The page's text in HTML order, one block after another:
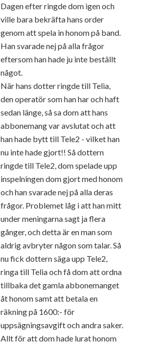
Dagen efter ringde dom igen och
ville bara bekräfta hans order
genom att spela in honom på band.
Han svarade nej på alla frågor
eftersom han hade ju inte beställt
något.
När hans dotter ringde till Telia,
den operatör som han har och haft
sedan länge, så sa dom att hans
abbonemang var avslutat och att
han hade bytt till Tele2 - vilket han
nu inte hade gjort!! Så dottern
ringde till Tele2, dom spelade upp
inspelningen dom gjort med honom
och han svarade nej på alla deras
frågor. Problemet låg i att han mitt
under meningarna sagt ja flera
gånger, och detta är en man som
aldrig avbryter någon som talar. Så
nu fick dottern säga upp Tele2,
ringa till Telia och få dom att ordna
tillbaka det gamla abbonemanget
åt honom samt att betala en
räkning på 1600:- för
uppsägningsavgift och andra saker.
Allt för att dom hade lurat honom